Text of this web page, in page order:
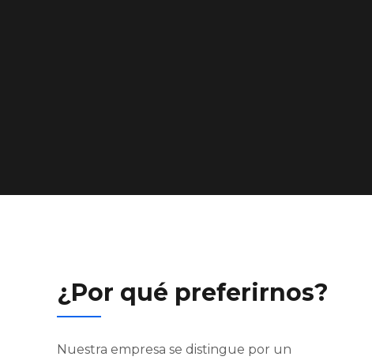
¿Por qué preferirnos?
Nuestra empresa se distingue por un